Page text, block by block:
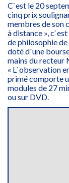
C`est le 20
cinq prix
membres de son
à distance »,
de philosophie
doté d`une
mains du recteur
« L`observation
primé comporte
modules de 27
ou sur DVD.